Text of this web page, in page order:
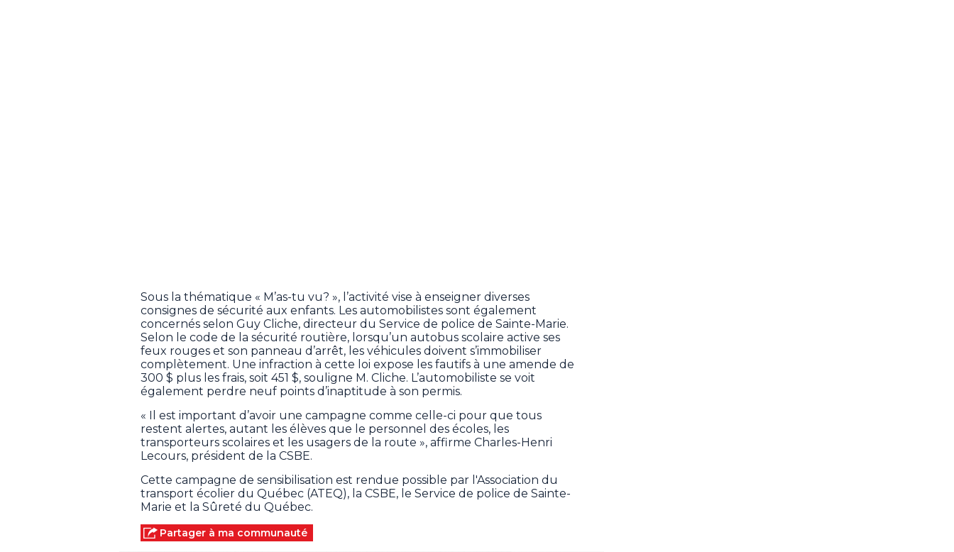
Sous la thématique « M’as-tu vu? », l’activité vise à enseigner diverses
consignes de sécurité aux enfants. Les automobilistes sont également
concernés selon Guy Cliche, directeur du Service de police de Sainte-Marie.
Selon le code de la sécurité routière, lorsqu’un autobus scolaire active ses
feux rouges et son panneau d’arrêt, les véhicules doivent s’immobiliser
complètement. Une infraction à cette loi expose les fautifs à une amende de
300 $ plus les frais, soit 451 $, souligne M. Cliche. L’automobiliste se voit
également perdre neuf points d’inaptitude à son permis.
« Il est important d’avoir une campagne comme celle-ci pour que tous
restent alertes, autant les élèves que le personnel des écoles, les
transporteurs scolaires et les usagers de la route », affirme Charles-Henri
Lecours, président de la CSBE.
Cette campagne de sensibilisation est rendue possible par l'Association du
transport écolier du Québec (ATEQ), la CSBE, le Service de police de Sainte-
Marie et la Sûreté du Québec.
Partager à ma communauté